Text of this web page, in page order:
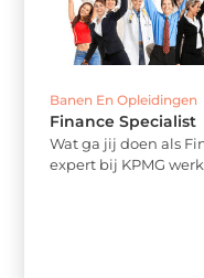
Banen En Opleidingen
Finance Specialist
Wat ga jij doen als
expert bij KPMG